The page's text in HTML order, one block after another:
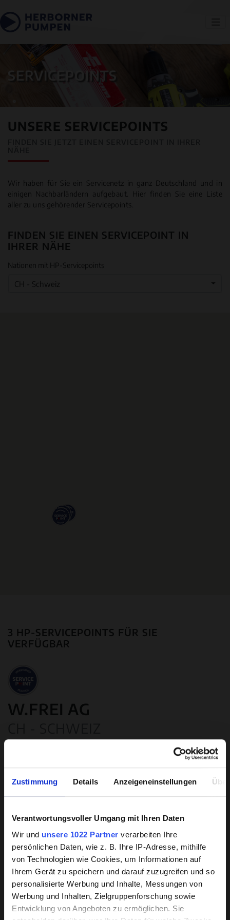
Zustimmung Details Anzeigeneinstellungen
Verantwortungsvoller Umgang mit Ihren Daten
Wir und unsere 1022 Partner verarbeiten Ihre
persönlichen Daten, wie z. B. Ihre IP-Adresse, mithilfe
von Technologien wie Cookies, um Informationen auf
Ihrem Gerät zu speichern und darauf zuzugreifen und so
personalisierte Werbung und Inhalte, Messungen von
Werbung und Inhalten, Zielgruppenforschung sowie
Entwicklung von Angeboten zu ermöglichen. Sie
Hintergrundwissen zu
beschichteten Pumpen
Unsere HPC-Beschichtung hat sich
branchenweit als die beste auf dem Markt
erwiesen.
SERVICEPOINTS
UNSERE SERVICEPOINTS
Wir haben für Sie ein Servicenetz in ganz Deutschland und in
einigen Nachbarländern aufgebaut. Hier finden Sie eine Liste
aller zu uns gehörender Servicepoints.
FINDEN SIE EINEN SERVICEPOINT IN
IHRER NÄHE
Nationen mit HP-Servicepoints
CH - Schweiz
3 HP-SERVICEPOINTS FÜR SIE
VERFÜGBAR
W.FREI AG
wfreiag@wfreiag.ch
www.wfreiag.ch
Ihr Partner in den Bereichen:
Service
Servicegebiet:
7000 - 9999